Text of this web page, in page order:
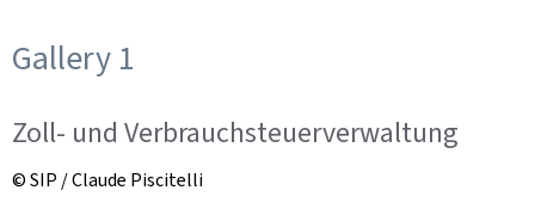
Gallery 1
Zoll- und Verbrauchsteuerverwaltung
© SIP / Claude Piscitelli